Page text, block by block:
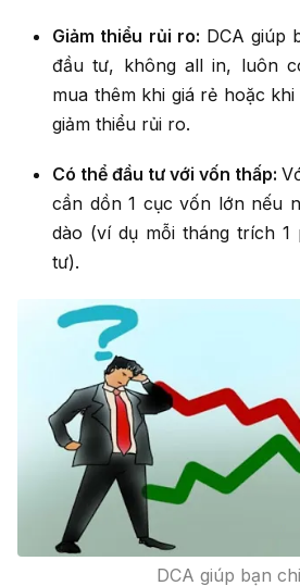
Giảm thiểu rủi ro: DCA giúp
đầu tư, không all in, luôn
mua thêm khi giá rẻ hoặc
giảm thiểu rủi ro.
Có thể đầu tư với vốn thấp:
cần dồn 1 cục vốn lớn nếu
dào (ví dụ mỗi tháng trích 1
tư).
DCA giúp bạn